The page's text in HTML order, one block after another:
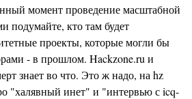
момент проведение масштабной
подумайте, кто там будет
проекты, которые могли бы
- в прошлом. Hackzone.ru и
знает во что. Это ж надо, на hz
"халявный инет" и "интервью с icq-